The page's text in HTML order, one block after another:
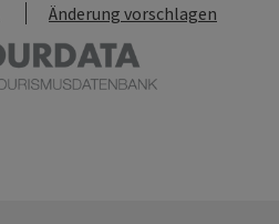
Änderung vorschlagen